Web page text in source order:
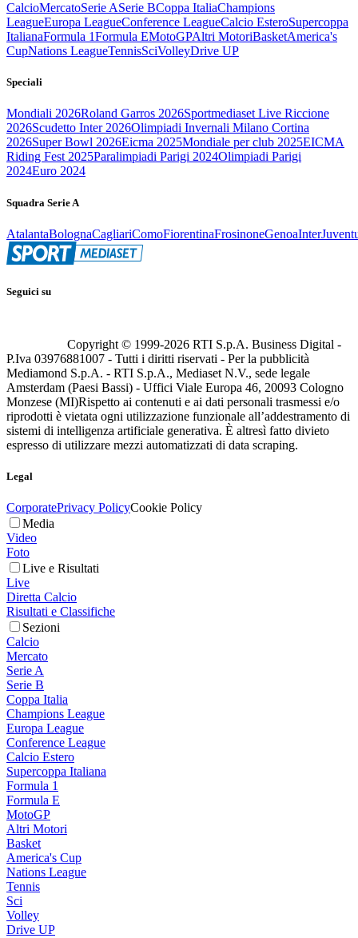
CalcioMercatoSerie ASerie BCoppa ItaliaChampions
LeagueEuropa LeagueConference LeagueCalcio EsteroSupercoppa
ItalianaFormula 1Formula EMotoGPAltri MotoriBasketAmerica's
CupNations LeagueTennisSciVolleyDrive UP
Speciali
Mondiali 2026Roland Garros 2026Sportmediaset Live Riccione
2026Scudetto Inter 2026Olimpiadi Invernali Milano Cortina
2026Super Bowl 2026Eicma 2025Mondiale per club 2025EICMA
Riding Fest 2025Paralimpiadi Parigi 2024Olimpiadi Parigi
2024Euro 2024
Squadra Serie A
AtalantaBolognaCagliariComoFiorentinaFrosinoneGenoaInter
Seguici su
Copyright © 1999-2026 RTI S.p.A. Business Digital -
P.Iva 03976881007 - Tutti i diritti riservati - Per la pubblicità
Mediamond S.p.A. - RTI S.p.A., Mediaset N.V., sede legale
Amsterdam (Paesi Bassi) - Uffici Viale Europa 46, 20093 Cologno
Monzese (MI)Rispetto ai contenuti e ai dati personali trasmessi e/o
riprodotti è vietata ogni utilizzazione funzionale all’addestramento di
sistemi di intelligenza artificiale generativa. È altresì fatto divieto
espresso di utilizzare mezzi automatizzati di data scraping.
Legal
CorporatePrivacy PolicyCookie Policy
Media
Video
Foto
Live e Risultati
Live
Diretta Calcio
Risultati e Classifiche
Sezioni
Calcio
Mercato
Serie A
Serie B
Coppa Italia
Champions League
Europa League
Conference League
Calcio Estero
Supercoppa Italiana
Formula 1
Formula E
MotoGP
Altri Motori
Basket
America's Cup
Nations League
Tennis
Sci
Volley
Drive UP